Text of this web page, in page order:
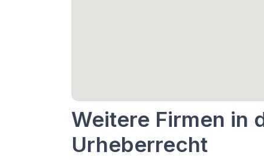
Weitere Firmen in
Urheberrecht